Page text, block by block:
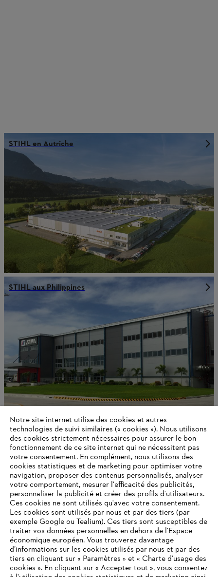
STIHL en Autriche
STIHL aux Philippines
Réseau international de production et de distribution
Informations pour les fournisseurs
Produits
Contact
Carrière
Système d'alerte
Notre site internet utilise des cookies et autres
technologies de suivi similaires (« cookies »). Nous utilisons
des cookies strictement nécessaires pour assurer le bon
fonctionnement de ce site internet qui ne nécessitent pas
votre consentement. En complément, nous utilisons des
cookies statistiques et de marketing pour optimiser votre
navigation, proposer des contenus personnalisés, analyser
votre comportement, mesurer l'efficacité des publicités,
personnaliser la publicité et créer des profils d'utilisateurs.
Ces cookies ne sont utilisés qu'avec votre consentement.
Les cookies sont utilisés par nous et par des tiers (par
exemple Google ou Tealium). Ces tiers sont susceptibles de
traiter vos données personnelles en dehors de l'Espace
économique européen. Vous trouverez davantage
d’informations sur les cookies utilisés par nous et par des
tiers en cliquant sur « Paramètres » et « Charte d’usage des
cookies ». En cliquant sur « Accepter tout », vous consentez